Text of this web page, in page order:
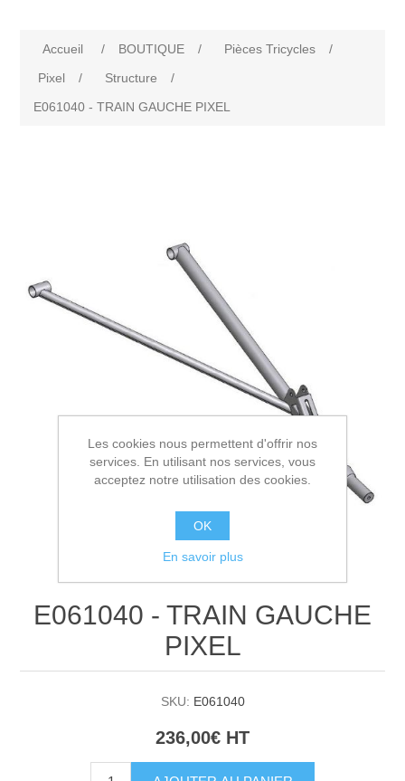
Accueil / BOUTIQUE / Pièces Tricycles
/
Pixel
/ Structure
/
E061040 - TRAIN GAUCHE PIXEL
E061040 - TRAIN GAUCHE
PIXEL
SKU: E061040
236,00€ HT
Les cookies nous permettent d'offrir nos
services. En utilisant nos services, vous
acceptez notre utilisation des cookies.
OK
En savoir plus